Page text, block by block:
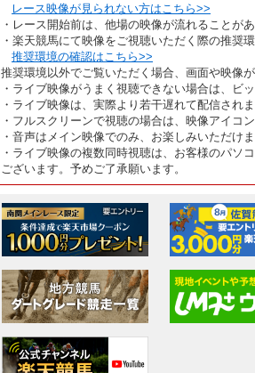
レース映像が見られない方はこちら>>
・レース開始前は、他場の映像が流れることがあ
・楽天競馬にて映像をご視聴いただく際の推奨
推奨環境の確認はこちら>>
推奨環境以外でご覧いただく場合、画面や映像
・ライブ映像がうまく視聴できない場合は、ビ
・ライブ映像は、実際より若干遅れて配信されま
・フルスクリーンで視聴の場合は、映像アイコ
・音声はメイン映像でのみ、お楽しみいただけま
・ライブ映像の複数同時視聴は、お客様のパソ
ございます。予めご了承願います。